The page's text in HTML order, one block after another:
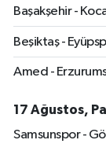
Başakşehir -
Beşiktaş -
Amed -
17 Ağustos,
Samsunspor -